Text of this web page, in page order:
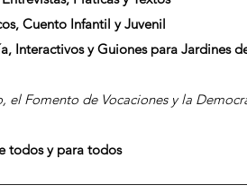
Cuento Infantil y Juvenil
Interactivos y Guiones para Jardines
Fomento de Vocaciones y la
todos y para todos